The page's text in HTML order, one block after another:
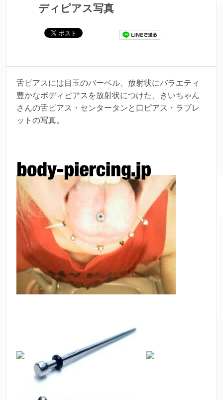
ディピアス写真
舌ピアスには目玉のバーベル、放射状にバラエティ
豊かなボディピアスを放射状につけた、きいちゃん
さんの舌ピアス・センタータンと口ピアス・ラブレ
ットの写真。